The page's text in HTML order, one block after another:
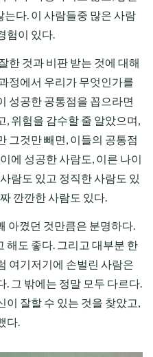
다. 이 사람들중 많은 사람
험이 있다.
한 것과 비판 받는 것에 대해
정에서 우리가 무엇인가를
성공한 공통점을 꼽으라면
, 위험을 감수할 줄 알았으며,
그것만 빼면, 이들의 공통점
에 성공한 사람도, 이른 나이
람도 있고 정직한 사람도 있
깐깐한 사람도 있다.
아꼈던 것만큼은 분명하다.
해도 좋다. 그리고 대부분 한
여기저기에 손벌린 사람은
. 그 밖에는 정말 모두 다르다.
이 잘할 수 있는 것을 찾았고,
다.